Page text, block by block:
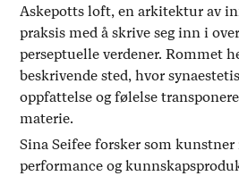
Askepotts loft, en arkitektur av
praksis med å skrive seg inn i
perseptuelle verdener. Rommet
beskrivende sted, hvor
oppfattelse og følelse
materie.
Sina Seifee forsker som
performance og